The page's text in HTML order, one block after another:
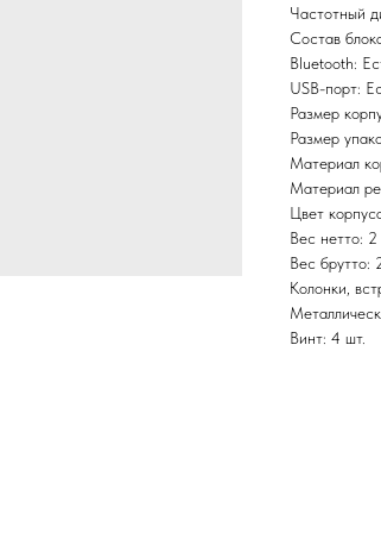
Частотный
Состав
Bluetooth:
USB-порт:
Размер
Размер
Материал
Материал
Цвет
Вес нетто: 2
Вес брутто:
Колонки,
Винт: 4 шт.